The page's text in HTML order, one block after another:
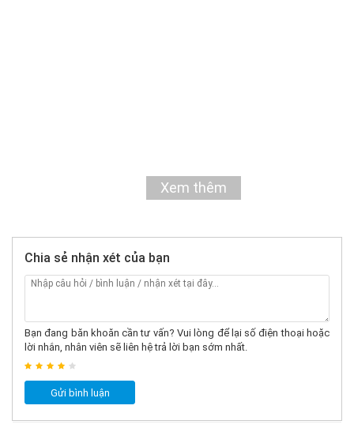
Xem thêm
Chia sẻ nhận xét của bạn
Bạn đang băn khoăn cần tư vấn? Vui lòng để lại số điện thoại hoặc
lời nhắn, nhân viên sẽ liên hệ trả lời bạn sớm nhất.
Gửi bình luận